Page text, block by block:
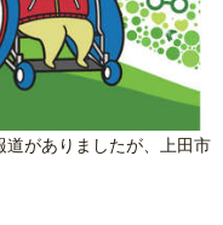
がありましたが、上田市